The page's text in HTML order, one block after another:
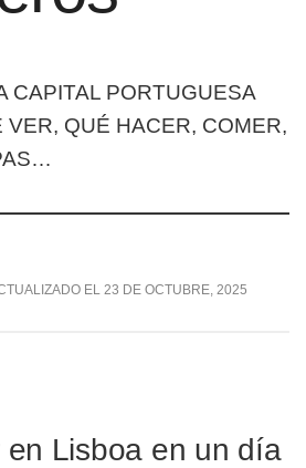
CAPITAL PORTUGUESA
VER, QUÉ HACER, COMER,
EL 23 DE OCTUBRE, 2025
en Lisboa en un día